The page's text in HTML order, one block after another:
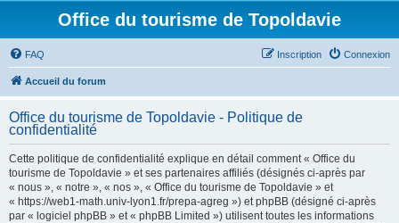
Office du tourisme de Topoldavie
FAQ Connexion
Inscription
Accueil du forum
Office du tourisme de Topoldavie - Politique de
confidentialité
Cette politique de confidentialité explique en détail comment « Office du
tourisme de Topoldavie » et ses partenaires affiliés (désignés ci-après par
« nous », « notre », « nos », « Office du tourisme de Topoldavie » et
« https://web1-math.univ-lyon1.fr/prepa-agreg ») et phpBB (désigné ci-après
par « logiciel phpBB » et « phpBB Limited ») utilisent toutes les informations